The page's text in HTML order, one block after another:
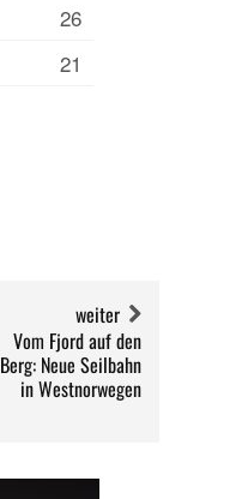
26
21
weiter
Vom Fjord auf den
Berg: Neue Seilbahn
in Westnorwegen